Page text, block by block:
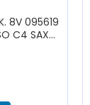
8V 095619
C4 SAXO